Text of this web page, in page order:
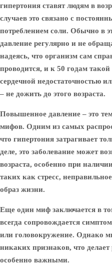
гипертония ставят людям в
случаев это связано с
потреблением соли. Обычно в
давление регулярно и не
надеясь, что организм сам
проводится, и к 50 годам
сердечной недостаточностью
– не дожить до этого возраста.
Повышенное давление – это
мифов. Одним из самых
что гипертония затрагивает
деле, это заболевание может
возраста, особенно при
таких как стресс,
образ жизни.
Еще один миф заключается в
всегда сопровождается
или головокружение. Однако
никаких признаков, что
особенно важными.